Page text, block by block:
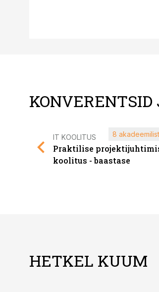
IT KOOLITUS
Praktilise
koolitus - baastase
8
HETKEL KUUM